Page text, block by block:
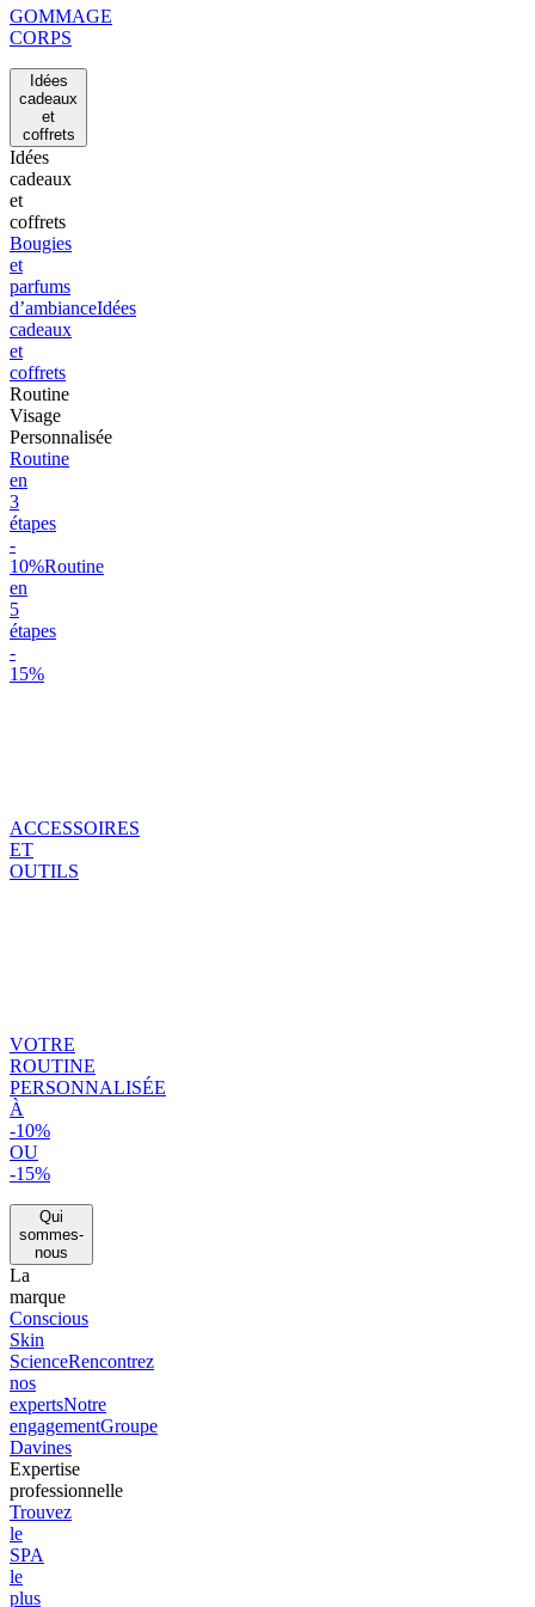
GOMMAGE
CORPS
Idées
cadeaux
et
coffrets
Idées
cadeaux
et
coffrets
Bougies
et
parfums
d’ambianceIdées
cadeaux
et
coffrets
Routine
Visage
Personnalisée
Routine
en
3
étapes
-
10%Routine
en
5
étapes
-
15%
ACCESSOIRES
ET
OUTILS
VOTRE
ROUTINE
PERSONNALISÉE
À
-10%
OU
-15%
Qui
sommes-
nous
La
marque
Conscious
Skin
ScienceRencontrez
nos
expertsNotre
engagementGroupe
Davines
Expertise
professionnelle
Trouvez
le
SPA
le
plus